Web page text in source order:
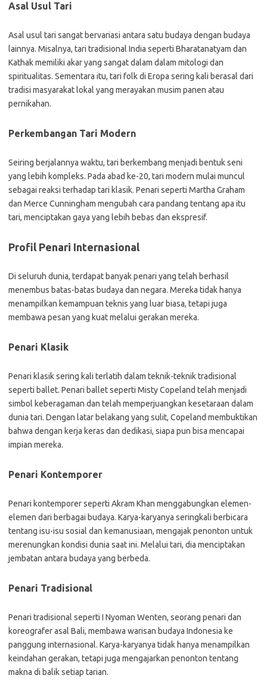
Asal Usul Tari
Asal usul tari sangat bervariasi antara satu budaya dengan budaya
lainnya. Misalnya, tari tradisional India seperti Bharatanatyam dan
Kathak memiliki akar yang sangat dalam dalam mitologi dan
spiritualitas. Sementara itu, tari folk di Eropa sering kali berasal dari
tradisi masyarakat lokal yang merayakan musim panen atau
pernikahan.
Perkembangan Tari Modern
Seiring berjalannya waktu, tari berkembang menjadi bentuk seni
yang lebih kompleks. Pada abad ke-20, tari modern mulai muncul
sebagai reaksi terhadap tari klasik. Penari seperti Martha Graham
dan Merce Cunningham mengubah cara pandang tentang apa itu
tari, menciptakan gaya yang lebih bebas dan ekspresif.
Profil Penari Internasional
Di seluruh dunia, terdapat banyak penari yang telah berhasil
menembus batas-batas budaya dan negara. Mereka tidak hanya
menampilkan kemampuan teknis yang luar biasa, tetapi juga
membawa pesan yang kuat melalui gerakan mereka.
Penari Klasik
Penari klasik sering kali terlatih dalam teknik-teknik tradisional
seperti ballet. Penari ballet seperti Misty Copeland telah menjadi
simbol keberagaman dan telah memperjuangkan kesetaraan dalam
dunia tari. Dengan latar belakang yang sulit, Copeland membuktikan
bahwa dengan kerja keras dan dedikasi, siapa pun bisa mencapai
impian mereka.
Penari Kontemporer
Penari kontemporer seperti Akram Khan menggabungkan elemen-
elemen dari berbagai budaya. Karya-karyanya seringkali berbicara
tentang isu-isu sosial dan kemanusiaan, mengajak penonton untuk
merenungkan kondisi dunia saat ini. Melalui tari, dia menciptakan
jembatan antara budaya yang berbeda.
Penari Tradisional
Penari tradisional seperti I Nyoman Wenten, seorang penari dan
koreografer asal Bali, membawa warisan budaya Indonesia ke
panggung internasional. Karya-karyanya tidak hanya menampilkan
keindahan gerakan, tetapi juga mengajarkan penonton tentang
makna di balik setiap tarian.